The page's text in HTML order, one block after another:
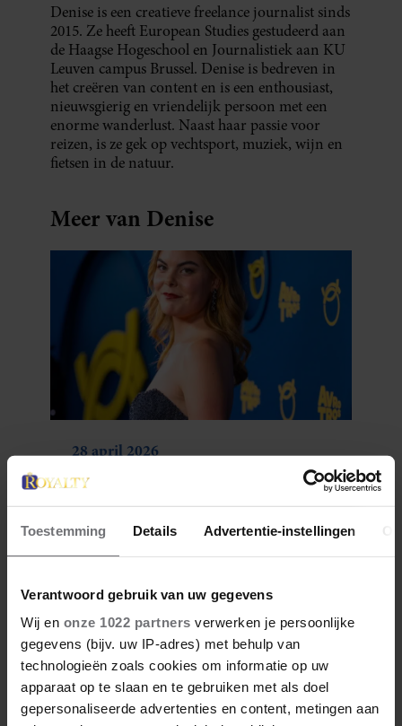
Toestemming Details Advertentie-instellingen
Verantwoord gebruik van uw gegevens
Wij en onze 1022 partners verwerken je persoonlijke
gegevens (bijv. uw IP-adres) met behulp van
technologieën zoals cookies om informatie op uw
apparaat op te slaan en te gebruiken met als doel
gepersonaliseerde advertenties en content, metingen aan
Denise is een creatieve freelance journalist sinds
2015. Ze heeft European Studies gestudeerd aan
de Haagse Hogeschool en Journalistiek aan KU
Leuven campus Brussel. Denise is bedreven in
het creëren van content en is een enthousiast,
nieuwsgierig en vriendelijk persoon met een
enorme wanderlust. Naast haar passie voor
reizen, is ze gek op vechtsport, muziek, wijn en
fietsen in de natuur.
Meer van Denise
28 april 2026
DÍT ZIJN FAVORIETE
RESTAURANTS VAN ELOISE